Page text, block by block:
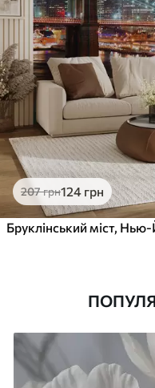
207грн124 грн
Бруклінський міст,